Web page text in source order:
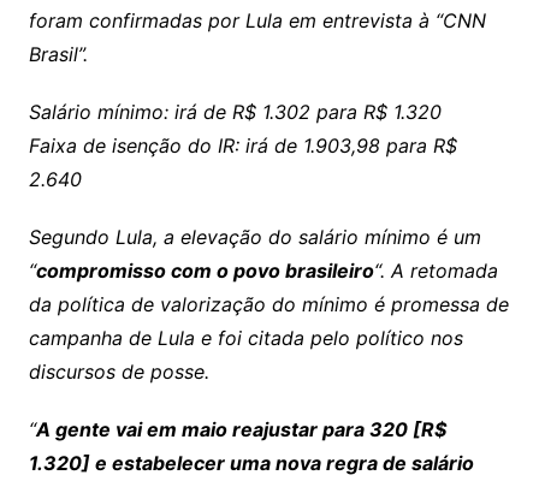
foram confirmadas por Lula em entrevista à “CNN
Brasil”.
Salário mínimo: irá de R$ 1.302 para R$ 1.320
Faixa de isenção do IR: irá de 1.903,98 para R$
2.640
Segundo Lula, a elevação do salário mínimo é um
“compromisso com o povo brasileiro“. A retomada
da política de valorização do mínimo é promessa de
campanha de Lula e foi citada pelo político nos
discursos de posse.
“A gente vai em maio reajustar para 320 [R$
1.320] e estabelecer uma nova regra de salário